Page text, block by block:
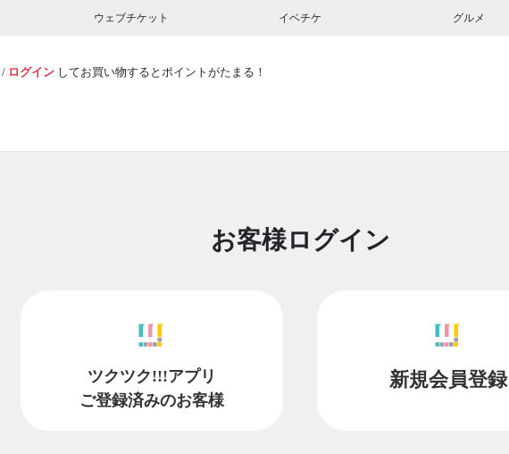
ウェブチケット イベチケ グルメ
/ ログイン してお買い物するとポイントがたまる！
お客様ログイン
ツクツク!!!アプリ
ご登録済みのお客様
新規会員登録